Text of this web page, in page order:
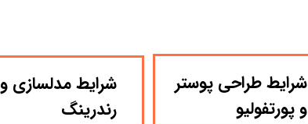
​شرایط طراحی پوستر
و پورتفولیو
​شرایط مدلسازی و
رندرینگ